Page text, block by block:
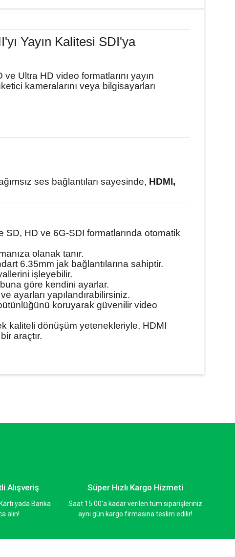
Yayın Kalitesi SDI'ya
Ultra HD video formatlarını yayın
kameralarını veya bilgisayarları
ses bağlantıları sayesinde, HDMI,
SD, HD ve 6G-SDI formatlarında otomatik
olanak tanır.
6.35mm jak bağlantılarına sahiptir.
işleyebilir.
göre kendini ayarlar.
ayarları yapılandırabilirsiniz.
koruyarak güvenilir video
kaliteli dönüşüm yetenekleriyle, HDMI
araçtır.
Alışveriş
yada Banka
alın!
Süper Hızlı Kargo Hizmeti
Saat 15:00'a kadar verilen tüm siparişleriniz
aynı gün kargo firmasına teslim edilir!